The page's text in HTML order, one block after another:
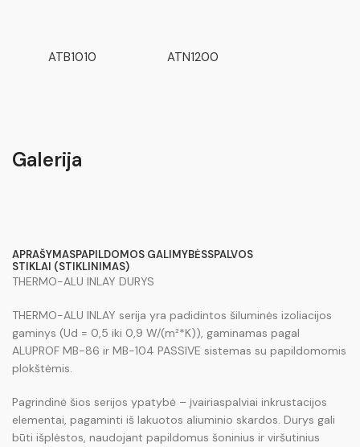
ATB1010 ATN1200
Galerija
APRAŠYMASPAPILDOMOS GALIMYBĖSSPALVOS
STIKLAI (STIKLINIMAS)
THERMO-ALU INLAY DURYS
THERMO-ALU INLAY serija yra padidintos šiluminės izoliacijos
gaminys (Ud = 0,5 iki 0,9 W/(m²*K)), gaminamas pagal
ALUPROF MB-86 ir MB-104 PASSIVE sistemas su papildomomis
plokštėmis.
Pagrindinė šios serijos ypatybė – įvairiaspalviai inkrustacijos
elementai, pagaminti iš lakuotos aliuminio skardos. Durys gali
būti išplėstos, naudojant papildomus šoninius ir viršutinius